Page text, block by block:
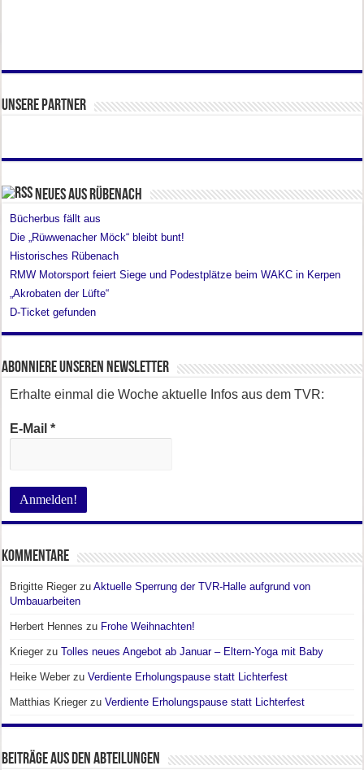
Unsere Partner
Neues aus Rübenach
Bücherbus fällt aus
Die „Rüwwenacher Möck“ bleibt bunt!
Historisches Rübenach
RMW Motorsport feiert Siege und Podestplätze beim WAKC in Kerpen
„Akrobaten der Lüfte“
D-Ticket gefunden
Abonniere unseren Newsletter
Erhalte einmal die Woche aktuelle Infos aus dem TVR:
E-Mail*
Kommentare
Brigitte Rieger zuAktuelle Sperrung der TVR-Halle aufgrund von
Umbauarbeiten
Herbert Hennes zu Frohe Weihnachten!
Krieger zuTolles neues Angebot ab Januar – Eltern-Yoga mit Baby
Heike Weber zuVerdiente Erholungspause statt Lichterfest
Matthias Krieger zuVerdiente Erholungspause statt Lichterfest
Beiträge aus den Abteilungen